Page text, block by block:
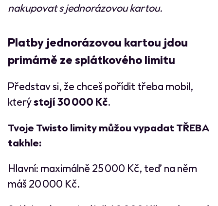
nakupovat s jednorázovou kartou.
Platby jednorázovou kartou jdou
primárně ze splátkového limitu
Představ si, že chceš pořídit třeba mobil,
kterýstojí 30 000 Kč.
Tvoje Twisto limity můžou vypadat TŘEBA
takhle:
Hlavní: maximálně 25 000 Kč, teď na něm
máš 20 000 Kč.